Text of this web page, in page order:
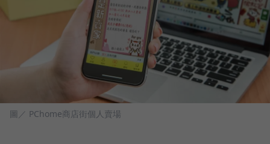
圖／ PChome商店街個人賣場